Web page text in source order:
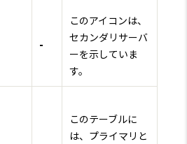
-
このアイコンは、
セカンダリサーバ
ーを示していま
す。
このテーブルに
は、プライマリと